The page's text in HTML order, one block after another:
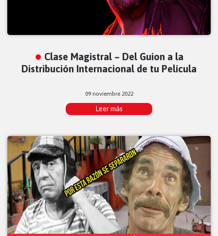
Clase Magistral – Del Guion a la
Distribución Internacional de tu Película
09 noviembre 2022
Leer más